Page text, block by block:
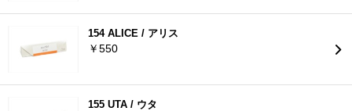
154 ALICE / アリス
￥550
155 UTA / ウタ